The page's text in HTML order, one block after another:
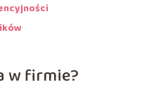
w firmie?